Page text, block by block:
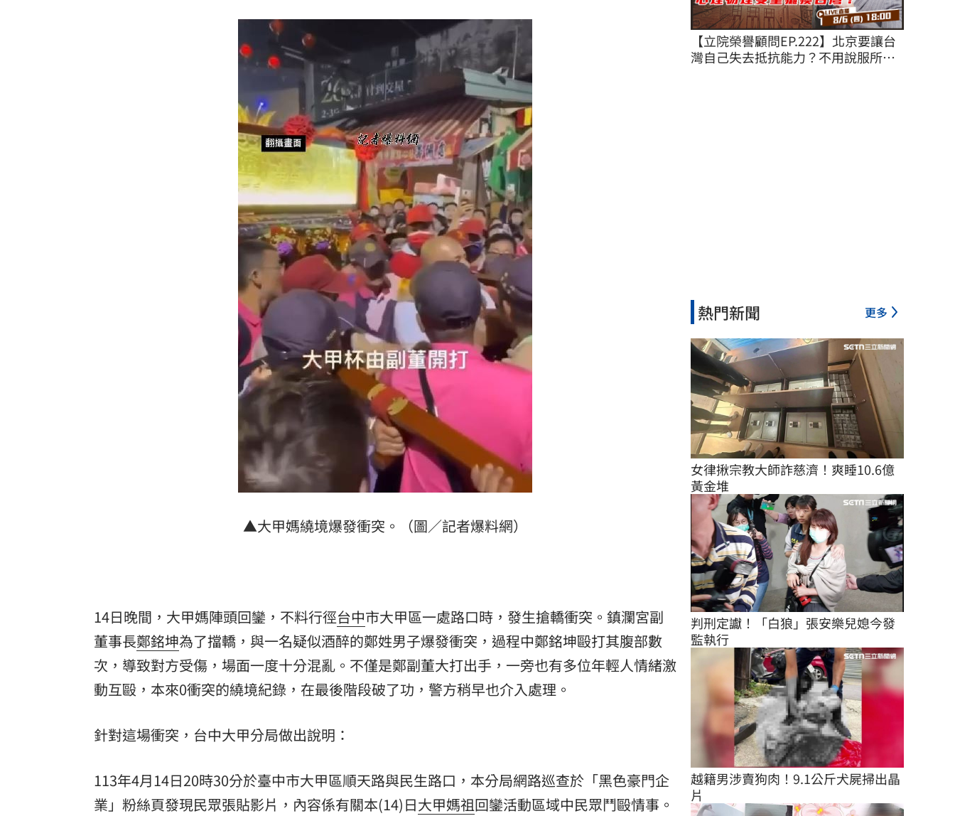
市場到酒場料理！可果美蕃茄醬創無限可能 12:00
父親節送會拉筋的按摩椅 爸爸「筋歡喜」 18:00
油品食安事件引關注 挑選保健食品要注意 13:00
酷澎「爸氣父親節」國際官方品牌齊聚 11:00
罕病博士彭士齊 輪椅上的生命覺醒！ 11:00
▲大甲媽繞境爆發衝突。（圖／記者爆料網）
14日晚間，大甲媽陣頭回鑾，不料行徑台中市大甲區一處路口時，發生搶轎衝突。鎮瀾宮副
董事長鄭銘坤為了擋轎，與一名疑似酒醉的鄭姓男子爆發衝突，過程中鄭銘坤毆打其腹部數
次，導致對方受傷，場面一度十分混亂。不僅是鄭副董大打出手，一旁也有多位年輕人情緒激
動互毆，本來0衝突的繞境紀錄，在最後階段破了功，警方稍早也介入處理。
針對這場衝突，台中大甲分局做出說明：
113年4月14日20時30分於臺中市大甲區順天路與民生路口，本分局網路巡查於「黑色豪門企
業」粉絲頁發現民眾張貼影片，內容係有關本(14)日大甲媽祖回鑾活動區域中民眾鬥毆情事。
【立院榮譽顧問EP.222】北京要讓台
灣自己失去抵抗能力？不用說服所有
熱門新聞 更多
女律揪宗教大師詐慈濟！爽睡10.6億
黃金堆
判刑定讞！「白狼」張安樂兒媳今發
監執行
越籍男涉賣狗肉！9.1公斤犬屍掃出晶
片